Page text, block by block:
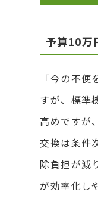
予算10万
「今の不
すが、標準
高めですが、
交換は条件
除負担が減
が効率化し